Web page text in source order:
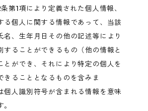
第1項により定義された個人情報、
る個人に関する情報であって、当該
名、生年月日その他の記述等により
することができるもの（他の情報と
とができ、それにより特定の個人を
きることとなるものを含みま
個人識別符号が含まれる情報を意味